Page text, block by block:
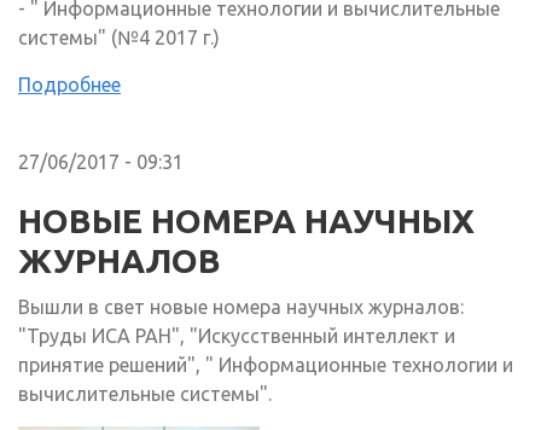
- " Информационные технологии и вычислительные
системы" (№4 2017 г.)
Подробнее
27/06/2017 - 09:31
НОВЫЕ НОМЕРА НАУЧНЫХ
ЖУРНАЛОВ
Вышли в свет новые номера научных журналов:
"Труды ИСА РАН", "Искусственный интеллект и
принятие решений", " Информационные технологии и
вычислительные системы".